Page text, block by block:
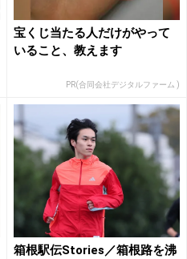
宝くじ当たる人だけがやって
いること、教えます
PR(合同会社デジタルファーム )
箱根駅伝Stories／箱根路を沸